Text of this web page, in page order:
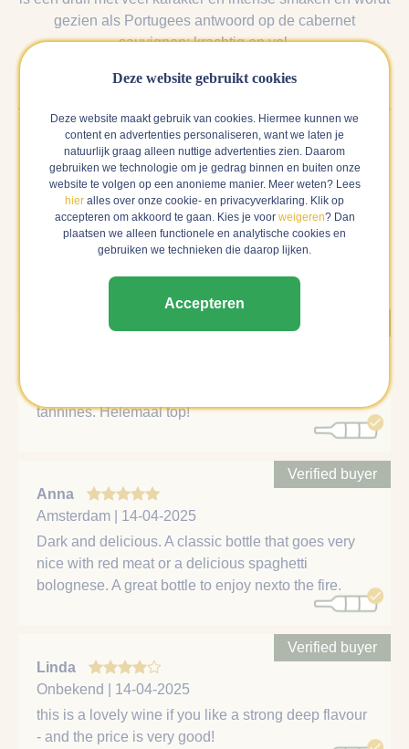
gezien als Portugees antwoord op de cabernet
sauvignon; krachtig en vol.
Reviews van anderen
Hieronder vind je alle reviews over deze wijn. Als wij
zeker weten dat een review gedaan is door een verfied
buyer, dan laten wij deze als eerste zien en zwaarder
Verified buyer
tannines. Helemaal top!
Anna
Amsterdam | 14-04-2025
Verified buyer
Dark and delicious. A classic bottle that goes very
nice with red meat or a delicious spaghetti
bolognese. A great bottle to enjoy nexto the fire.
Linda
Onbekend | 14-04-2025
Verified buyer
this is a lovely wine if you like a strong deep flavour
- and the price is very good!
Deze website gebruikt cookies
Deze website maakt gebruik van cookies. Hiermee kunnen we
content en advertenties personaliseren, want we laten je
natuurlijk graag alleen nuttige advertenties zien. Daarom
gebruiken we technologie om je gedrag binnen en buiten onze
website te volgen op een anonieme manier. Meer weten? Lees
hier alles over onze cookie- en privacyverklaring. Klik op
accepteren om akkoord te gaan. Kies je voor weigeren? Dan
plaatsen we alleen functionele en analytische cookies en
gebruiken we technieken die daarop lijken.
Accepteren